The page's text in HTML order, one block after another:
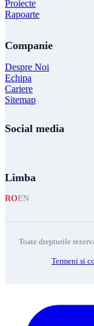
Proiecte
Rapoarte
Companie
Despre Noi
Echipa
Cariere
Sitemap
Social media
Limba
ROEN
Toate drepturile
Termeni si